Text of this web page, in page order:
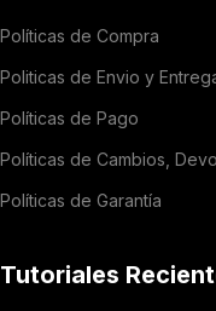
Políticas de Compra
Politicas de Envio y
Políticas de Pago
Políticas de Cambios,
Políticas de Garantía
Tutoriales